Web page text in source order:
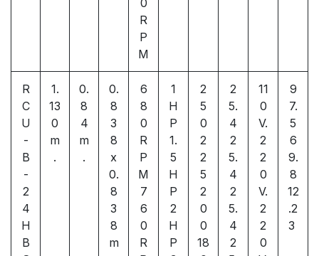
R
P
M
R
C
U
-
B
-
2
4
H
B
1.
13
0
m
.
0.
8
4
m
.
0.
8
3
8
x
0.
8
3
8
m
6
8
0
R
P
M
7
6
0
R
1
H
P
1.
5
H
P
2
H
P
2
5
0
2
2
5
2
0
0
18
2
5.
4
2
5.
4
2
5.
4
2
11
0
V.
2
2
0
V.
2
2
0
9
7.
5
6
9.
8
12
.2
3